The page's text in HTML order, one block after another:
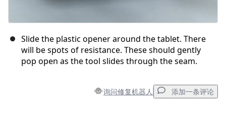
Slide the plastic opener around the tablet. There
will be spots of resistance. These should gently
pop open as the tool slides through the seam.
询问修复机器人 添加一条评论